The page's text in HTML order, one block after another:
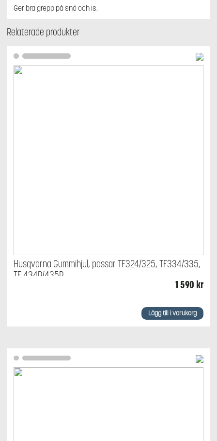
Ger bra grepp på snö och is.
Relaterade produkter
Husqvarna Gummihjul, passar TF324/325, TF334/335,
TF 434P/435P
1 590 kr
Lägg till i varukorg